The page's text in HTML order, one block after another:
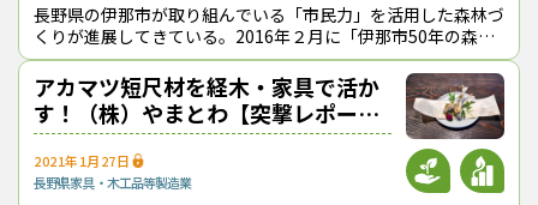
長野県の伊那市が取り組んでいる「市民力」を活用した森林づ
くりが進展してきている。2016年２月に「伊那市50年の森林
（もり）ビジョン」を策定し、絶えざる見直しとバージョンア
ップを行うことで、他の自治体
アカマツ短尺材を経木・家具で活か
す！（株）やまとわ【突撃レポー
ト】
2021年1月27日
長野県家具・木工品等製造業